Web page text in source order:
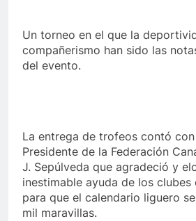
Un torneo en el que la
compañerismo han sido las
del evento.
La entrega de trofeos contó
Presidente de la Federación
J. Sepúlveda que agradeció y
inestimable ayuda de los
para que el calendario liguero
mil maravillas.